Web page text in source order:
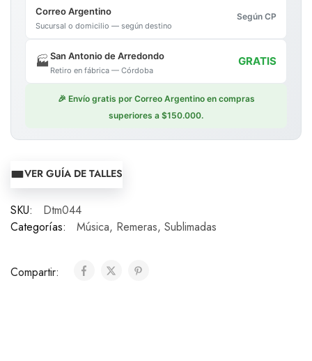
Correo Argentino
Sucursal o domicilio — según destino
Según CP
🏭San Antonio de Arredondo
Retiro en fábrica — Córdoba
GRATIS
🎉 Envío gratis por Correo Argentino en compras
superiores a $150.000.
VER GUÍA DE TALLES
SKU:
Dtm044
Categorías:
Música, Remeras, Sublimadas
Compartir: